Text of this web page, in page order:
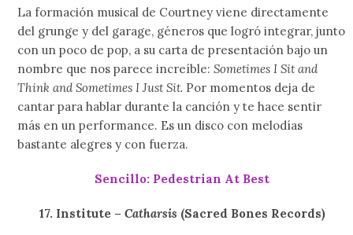
La formación musical de Courtney viene directamente
del grunge y del garage, géneros que logró integrar, junto
con un poco de pop, a su carta de presentación bajo un
nombre que nos parece increíble:Sometimes I Sit and
Think and Sometimes I Just Sit. Por momentos deja de
cantar para hablar durante la canción y te hace sentir
más en un performance. Es un disco con melodías
bastante alegres y con fuerza.
Sencillo: Pedestrian At Best
17. Institute – Catharsis (Sacred Bones Records)